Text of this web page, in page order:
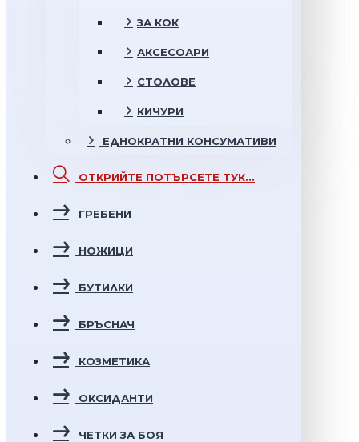
ЗА КОК
АКСЕСОАРИ
СТОЛОВЕ
КИЧУРИ
ЕДНОКРАТНИ КОНСУМАТИВИ
ОТКРИЙТЕ ПОТЪРСЕТЕ ТУК...
ГРЕБЕНИ
НОЖИЦИ
БУТИЛКИ
БРЪСНАЧ
КОЗМЕТИКА
ОКСИДАНТИ
ЧЕТКИ ЗА БОЯ